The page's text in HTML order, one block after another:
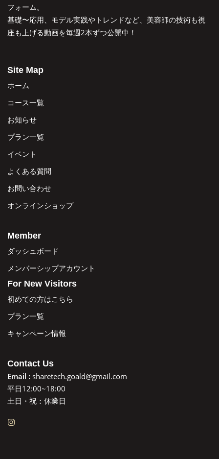
フォーム。
基礎〜応用、モデル実践やトレンドなど、美容師の技術も視
座も上げる動画を毎週2本ずつ公開中！
Site Map
ホーム
コース一覧
お知らせ
プラン一覧
イベント
よくある質問
お問い合わせ
オンラインショップ
Member
ダッシュボード
メンバーシップアカウント
For New Visitors
初めての方はこちら
プラン一覧
キャンペーン情報
Contact Us
Email : sharetech.goald@gmail.com
平日12:00~18:00
土日・祝：休業日